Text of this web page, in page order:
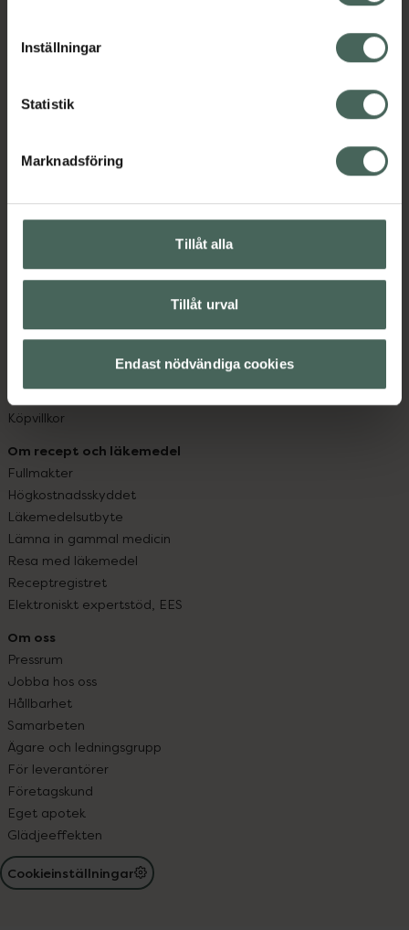
cookieinställningar. Ett återkallat samtycke påverkar inte
lagligheten av behandling som skett innan återkallelsen.
Inställningar
Statistik
Marknadsföring
Tillåt alla
Tillåt urval
Endast nödvändiga cookies
syd till Lappland i norr, och online i mobilen och på
hjälpa just dig att må lite bättre. Välkommen att prata
med oss.
Kundservice
Hitta apotek
Leverans, betalning och retur
Sajtens tillgänglighet
App
Köpvillkor
Om recept och läkemedel
Fullmakter
Högkostnadsskyddet
Läkemedelsutbyte
Lämna in gammal medicin
Resa med läkemedel
Receptregistret
Elektroniskt expertstöd, EES
Om oss
Pressrum
Jobba hos oss
Hållbarhet
Samarbeten
Ägare och ledningsgrupp
För leverantörer
Företagskund
Eget apotek
Glädjeeffekten
Cookieinställningar